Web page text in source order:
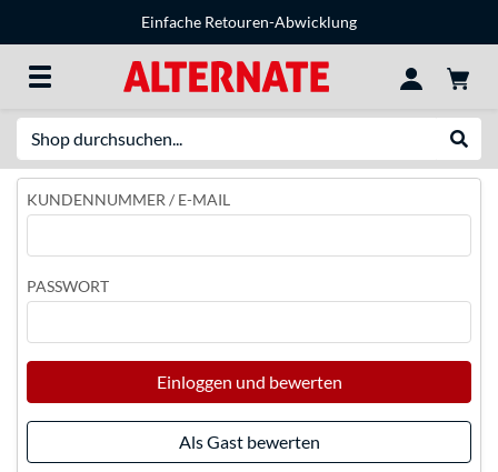
Einfache Retouren-Abwicklung
KUNDENNUMMER / E-MAIL
PASSWORT
Einloggen und bewerten
Als Gast bewerten